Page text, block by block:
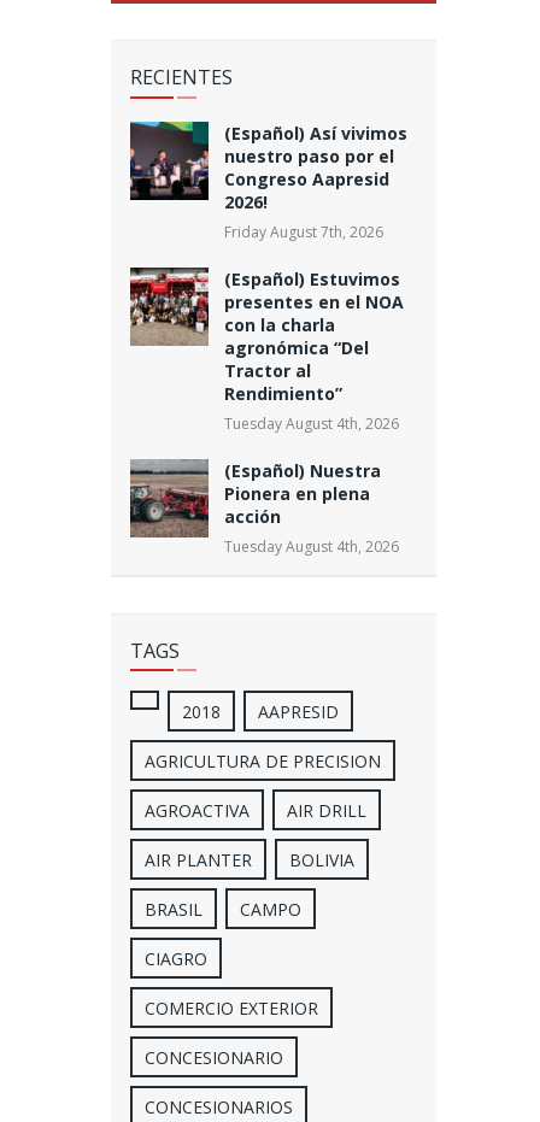
RECIENTES
(Español) Así vivimos
nuestro paso por el
Congreso Aapresid
2026!
Friday August 7th, 2026
(Español) Estuvimos
presentes en el NOA
con la charla
agronómica “Del
Tractor al
Rendimiento”
Tuesday August 4th, 2026
(Español) Nuestra
Pionera en plena
acción
Tuesday August 4th, 2026
TAGS
2018 AAPRESID
AGRICULTURA DE PRECISION
AGROACTIVA AIR DRILL
AIR PLANTER BOLIVIA
BRASIL CAMPO
CIAGRO
COMERCIO EXTERIOR
CONCESIONARIO
CONCESIONARIOS